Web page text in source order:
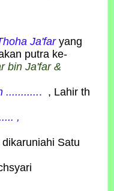
Ja'faryang
putra ke-
bin Ja'far &
............ , Lahir th
,
Satu